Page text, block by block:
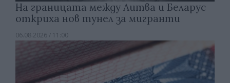
На границата между Литва и Беларус
откриха нов тунел за мигранти
06.08.2026 / 11:00